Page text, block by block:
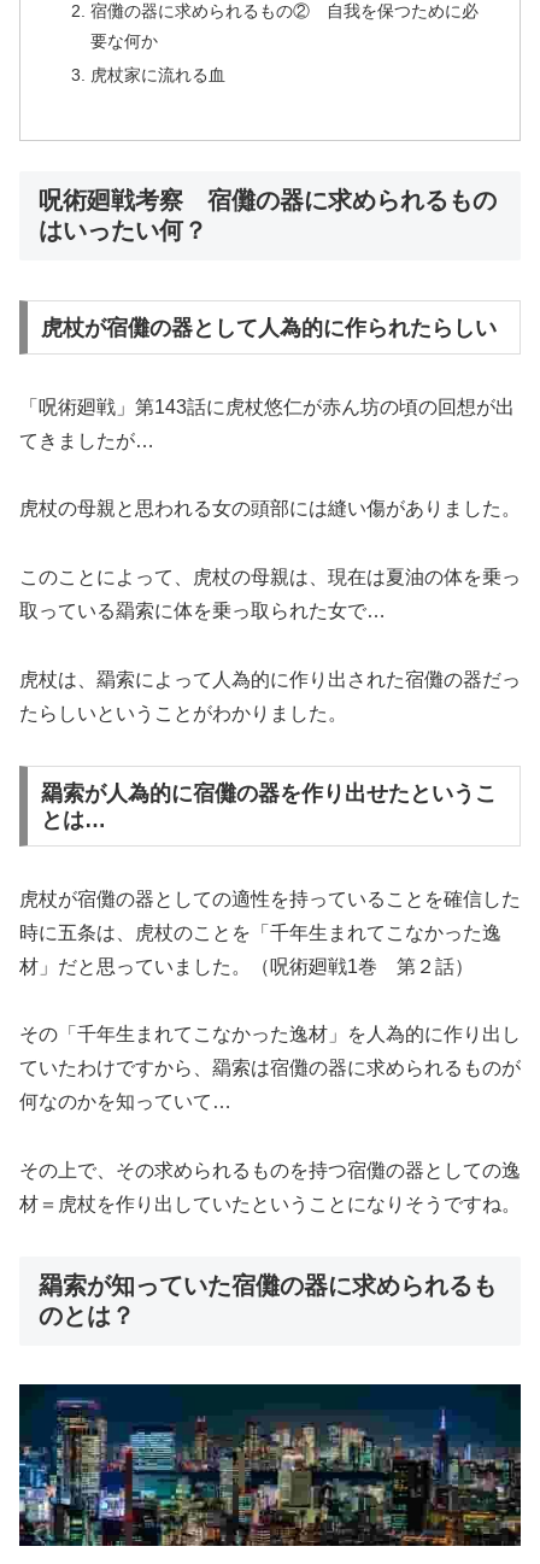
宿儺の器に求められるもの② 自我を保つために必
要な何か
虎杖家に流れる血
呪術廻戦考察 宿儺の器に求められるもの
はいったい何？
虎杖が宿儺の器として人為的に作られたらしい
「呪術廻戦」第143話に虎杖悠仁が赤ん坊の頃の回想が出
てきましたが…
虎杖の母親と思われる女の頭部には縫い傷がありました。
このことによって、虎杖の母親は、現在は夏油の体を乗っ
取っている羂索に体を乗っ取られた女で…
虎杖は、羂索によって人為的に作り出された宿儺の器だっ
たらしいということがわかりました。
羂索が人為的に宿儺の器を作り出せたというこ
とは…
虎杖が宿儺の器としての適性を持っていることを確信した
時に五条は、虎杖のことを「千年生まれてこなかった逸
材」だと思っていました。（呪術廻戦1巻 第２話）
その「千年生まれてこなかった逸材」を人為的に作り出し
ていたわけですから、羂索は宿儺の器に求められるものが
何なのかを知っていて…
その上で、その求められるものを持つ宿儺の器としての逸
材＝虎杖を作り出していたということになりそうですね。
羂索が知っていた宿儺の器に求められるも
のとは？